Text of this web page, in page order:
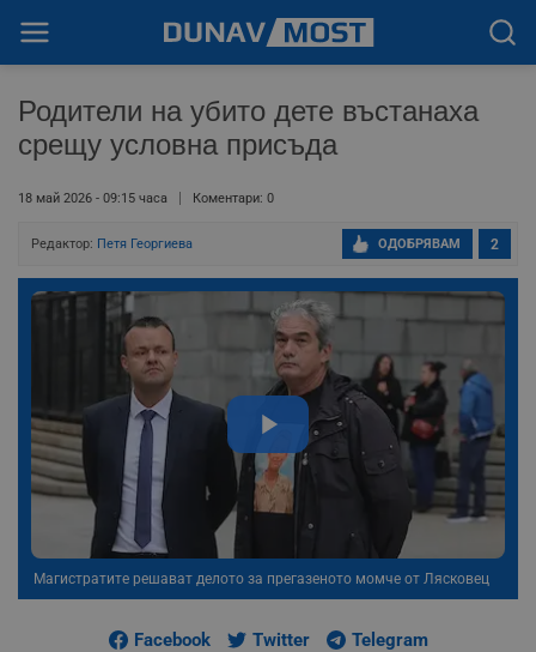
Родители на убито дете въстанаха
срещу условна присъда
18 май 2026 - 09:15 часа Коментари: 0
Редактор: Петя Георгиева 2
ОДОБРЯВАМ
Магистратите решават делото за прегазеното момче от Лясковец
Facebook Twitter Telegram